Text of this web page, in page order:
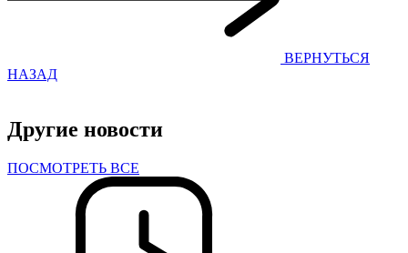
ВЕРНУТЬСЯ
НАЗАД
Другие новости
ПОСМОТРЕТЬ ВСЕ